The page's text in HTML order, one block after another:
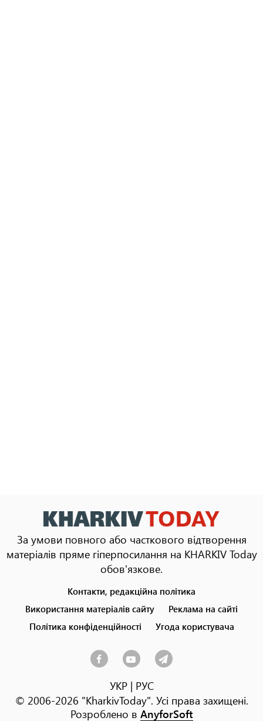
За умови повного або часткового відтворення
матеріалів пряме гіперпосилання на KHARKIV Today
обов'язкове.
menu
Контакти, редакційна політика
Використання матеріалів сайту
Реклама на сайті
Політика конфіденційності
Угода користувача
УКР| РУС
© 2006-2026 "KharkivToday". Усі права захищені.
Розроблено в AnyforSoft